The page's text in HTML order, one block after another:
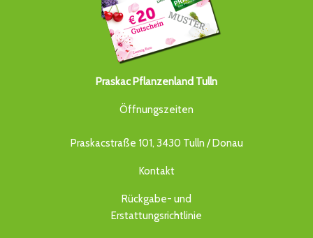
Praskac Pflanzenland Tulln
Öffnungszeiten
Praskacstraße 101, 3430 Tulln / Donau
Kontakt
Rückgabe- und
Erstattungsrichtlinie